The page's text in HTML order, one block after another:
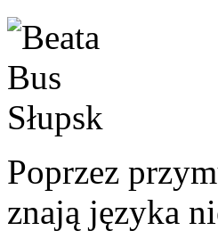
Poprzez
znają języka